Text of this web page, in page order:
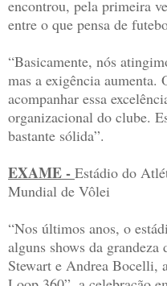
encontrou, pela primeira
entre o que pensa de
“Basicamente, nós
mas a exigência aumenta.
acompanhar essa
organizacional do clube.
bastante sólida”.
EXAME - Estádio do
Mundial de Vôlei
“Nos últimos anos, o
alguns shows da
Stewart e Andrea Bocelli,